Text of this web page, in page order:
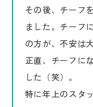
その後、チーフ
ました。チーフ
の方が、不安は
正直、チーフに
した（笑）。
特に年上のスタ